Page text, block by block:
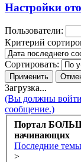
Настройки
Пользователи:
Критерий
Сортировать:
Загрузка...
(Вы должны войти
сообщение.)
Портал
начинающих
Последние темы
>